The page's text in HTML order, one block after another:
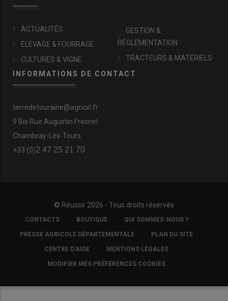
ACTUALITÉS
ÉLEVAGE & FOURRAGE
CULTURES & VIGNE
GESTION &
RÉGLEMENTATION
TRACTEURS & MATÉRIELS
INFORMATIONS DE CONTACT
terredetouraine@agricvl.fr
9 Bis Rue Augustin Fresnel
Chambray-Lès-Tours
+33 (0)2 47 25 21 70
© Réussir 2026 - Tous droits réservés
FOOTER
COPYRIGHT
CONTACTS BOUTIQUE QUI SOMMES-NOUS ?
PRESSE AGRICOLE DÉPARTEMENTALE PLAN DU SITE
CENTRE D'AIDE MENTIONS LÉGALES
MODIFIER MES PRÉFÉRENCES COOKIES